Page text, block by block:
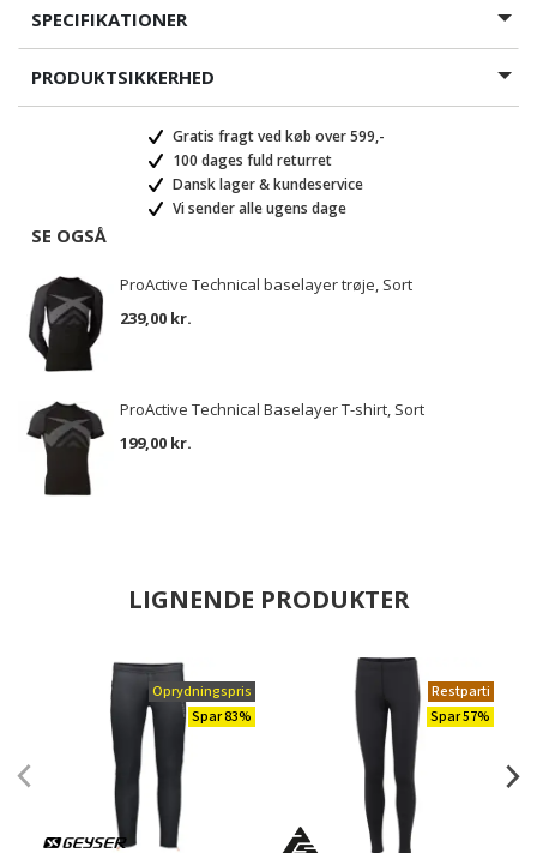
SPECIFIKATIONER
PRODUKTSIKKERHED
Gratis fragt ved køb over 599,-
100 dages fuld returret
Dansk lager & kundeservice
Vi sender alle ugens dage
SE OGSÅ
ProActive Technical baselayer trøje, Sort
239,00 kr.
ProActive Technical Baselayer T-shirt, Sort
199,00 kr.
LIGNENDE PRODUKTER
Oprydningspris
Spar 83%
Restparti
Spar 57%